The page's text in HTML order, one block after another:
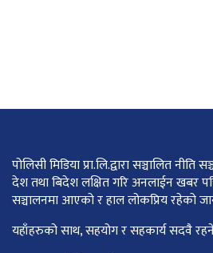
पोलिसी मिडिया प्रा.लि.द्वारा सञ्चालित
देश तथा बिदेश लक्षित गरि अनलाईन खबर
सञ्चालनमा आएको र हाल लोकप्रिय रहेको
यहाँहरुको साथ, सहयोग र सहकार्य सदवै